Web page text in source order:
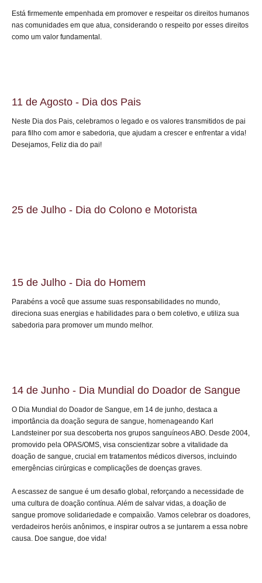
Está firmemente empenhada em promover e respeitar os direitos humanos
nas comunidades em que atua, considerando o respeito por esses direitos
como um valor fundamental.
11 de Agosto - Dia dos Pais
Neste Dia dos Pais, celebramos o legado e os valores transmitidos de pai
para filho com amor e sabedoria, que ajudam a crescer e enfrentar a vida!
Desejamos, Feliz dia do pai!
25 de Julho - Dia do Colono e Motorista
15 de Julho - Dia do Homem
Parabéns a você que assume suas responsabilidades no mundo,
direciona suas energias e habilidades para o bem coletivo, e utiliza sua
sabedoria para promover um mundo melhor.
14 de Junho - Dia Mundial do Doador de Sangue
O Dia Mundial do Doador de Sangue, em 14 de junho, destaca a
importância da doação segura de sangue, homenageando Karl
Landsteiner por sua descoberta nos grupos sanguíneos ABO. Desde 2004,
promovido pela OPAS/OMS, visa conscientizar sobre a vitalidade da
doação de sangue, crucial em tratamentos médicos diversos, incluindo
emergências cirúrgicas e complicações de doenças graves.
A escassez de sangue é um desafio global, reforçando a necessidade de
uma cultura de doação contínua. Além de salvar vidas, a doação de
sangue promove solidariedade e compaixão. Vamos celebrar os doadores,
verdadeiros heróis anônimos, e inspirar outros a se juntarem a essa nobre
causa. Doe sangue, doe vida!